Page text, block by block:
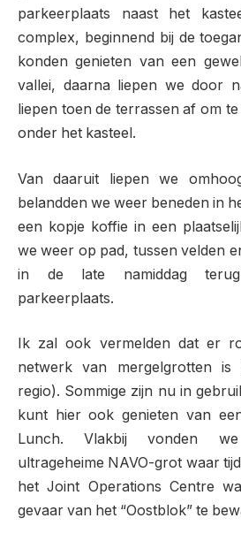
parkeerplaats naast het
complex, beginnend bij de
konden genieten van een
vallei, daarna liepen we door
liepen toen de terrassen af ​​om
onder het kasteel.
Van daaruit liepen we
belandden we weer beneden in
een kopje koffie in een
we weer op pad, tussen velden
in de late namiddag
parkeerplaats.
Ik zal ook vermelden dat er
netwerk van mergelgrotten
regio). Sommige zijn nu in
kunt hier ook genieten van
Lunch. Vlakbij vonden
ultrageheime NAVO-grot waar
het Joint Operations Centre
gevaar van het “Oostblok” te